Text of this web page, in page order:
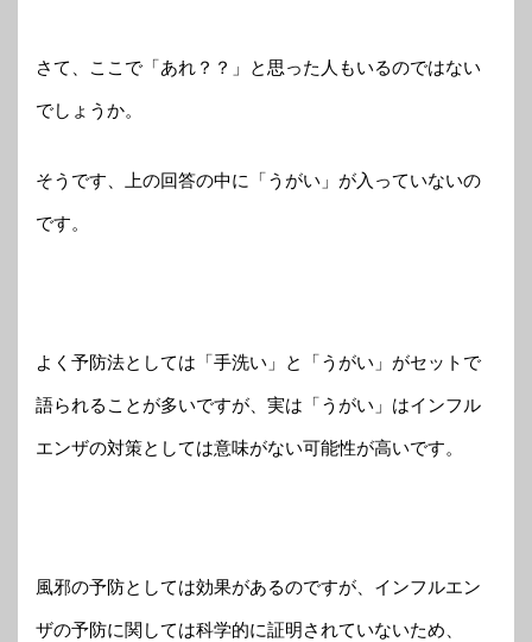
さて、ここで「あれ？？」と思った人もいるのではない
でしょうか。
そうです、上の回答の中に「うがい」が入っていないの
です。
よく予防法としては「手洗い」と「うがい」がセットで
語られることが多いですが、実は「うがい」はインフル
エンザの対策としては意味がない可能性が高いです。
風邪の予防としては効果があるのですが、インフルエン
ザの予防に関しては科学的に証明されていないため、